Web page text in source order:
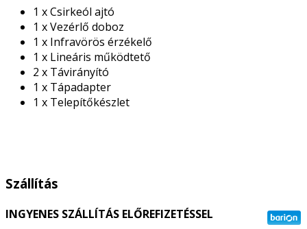
1 x Csirkeól ajtó
1 x Vezérlő doboz
1 x Infravörös érzékelő
1 x Lineáris működtető
2 x Távirányító
1 x Tápadapter
1 x Telepítőkészlet
Szállítás
INGYENES SZÁLLÍTÁS ELŐREFIZETÉSSEL